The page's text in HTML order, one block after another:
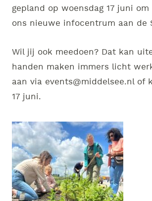
gepland op woensdag 17 juni om
ons nieuwe infocentrum aan de
Wil jij ook meedoen? Dat kan
handen maken immers licht
aan via events@middelsee.nl of
17 juni.